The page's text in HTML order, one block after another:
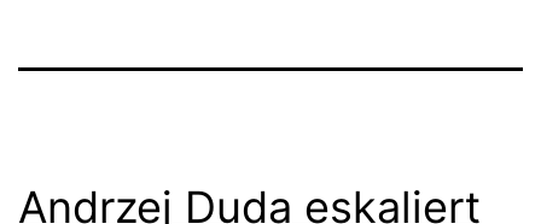
Andrzej Duda eskaliert